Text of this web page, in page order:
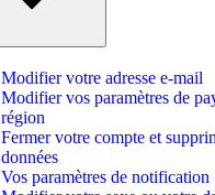
Modifier votre adresse e-mail
Modifier vos paramètres de
région
Fermer votre compte et
données
Vos paramètres de